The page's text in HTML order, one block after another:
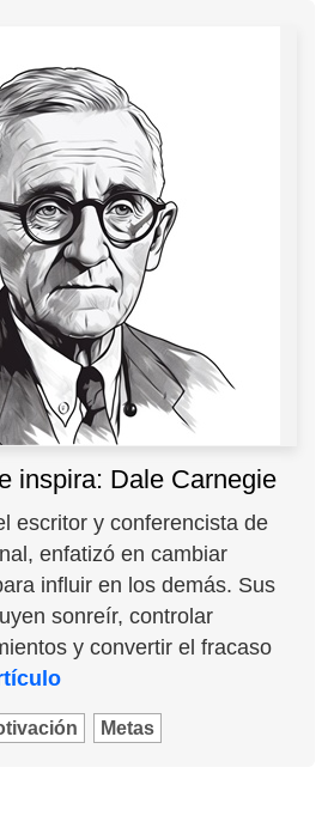
inspira: Dale Carnegie
escritor y conferencista de
enfatizó en cambiar
influir en los demás. Sus
sonreír, controlar
y convertir el fracaso
Metas